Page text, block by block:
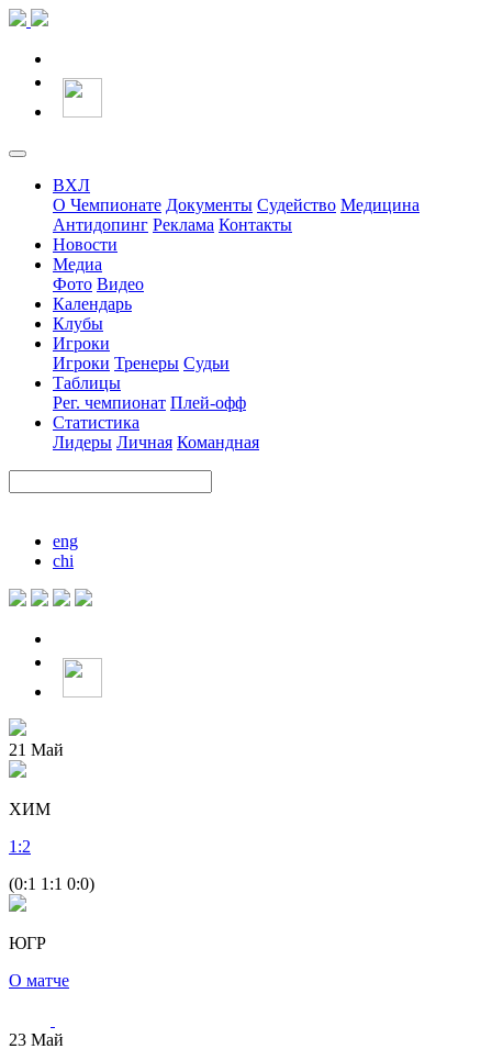
ВХЛ
О Чемпионате Документы Судейство Медицина
Антидопинг Реклама Контакты
Новости
Медиа
Фото Видео
Календарь
Клубы
Игроки
Игроки Тренеры Судьи
Таблицы
Рег. чемпионат Плей-офф
Статистика
Лидеры Личная Командная
eng
chi
21 Май
ХИМ
1 :2
(0:1 1:1 0:0)
ЮГР
О матче
23 Май